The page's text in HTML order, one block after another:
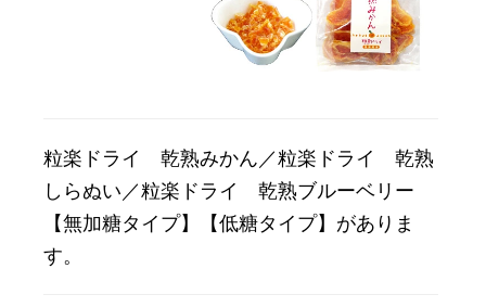
粒楽ドライ 乾熟みかん／粒楽ドライ 乾熟
しらぬい／粒楽ドライ 乾熟ブルーベリー
【無加糖タイプ】【低糖タイプ】がありま
す。